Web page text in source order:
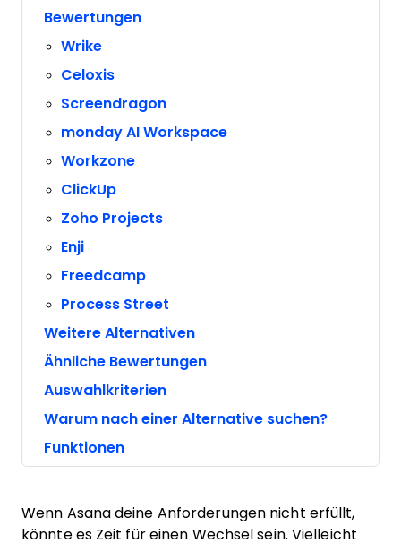
Bewertungen
Wrike
Celoxis
Screendragon
monday AI Workspace
Workzone
ClickUp
Zoho Projects
Enji
Freedcamp
Process Street
Weitere Alternativen
Ähnliche Bewertungen
Auswahlkriterien
Warum nach einer Alternative suchen?
Funktionen
Wenn Asana deine Anforderungen nicht erfüllt,
könnte es Zeit für einen Wechsel sein. Vielleicht